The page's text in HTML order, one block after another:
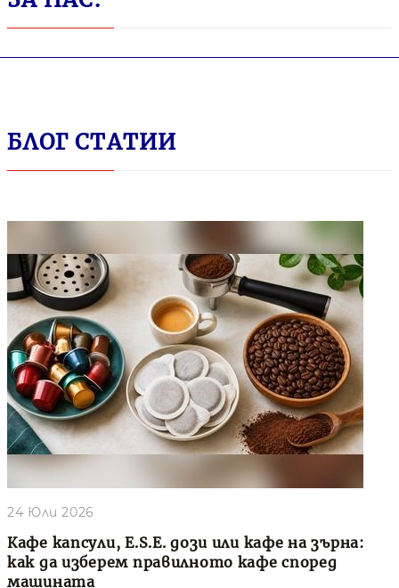
БЛОГ СТАТИИ
Кафе капсули, E.S.E. дози или кафе на зърна:
как да изберем правилното кафе според
машината
24 Юли 2026